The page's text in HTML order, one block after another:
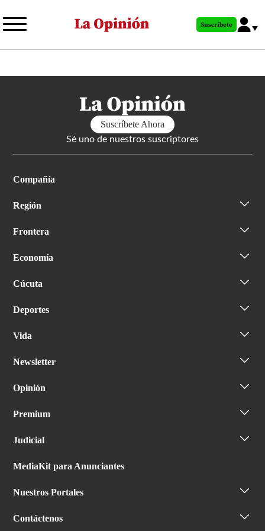
al
principal
Suscríbete
Suscríbete Ahora
Sé uno de nuestros suscriptores
Compañía
Región
Frontera
Economía
Cúcuta
Deportes
Vida
Newsletter
Opinión
Premium
Judicial
MediaKit para Anunciantes
Nuestros Portales
Contáctenos